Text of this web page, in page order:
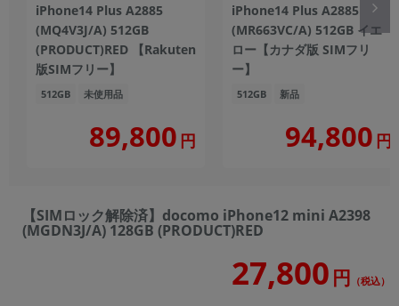
iPhone14 Plus A2885
(MQ4V3J/A) 512GB
(PRODUCT)RED 【Rakuten
版SIMフリー】
512GB 未使用品
89,800 円
iPhone14 Plus A2885
(MR663VC/A) 512GB イエ
ロー【カナダ版 SIMフリ
ー】
512GB 新品
94,800 円
【SIMロック解除済】docomo iPhone12 mini A2398
(MGDN3J/A) 128GB (PRODUCT)RED
27,800 円 （税込）